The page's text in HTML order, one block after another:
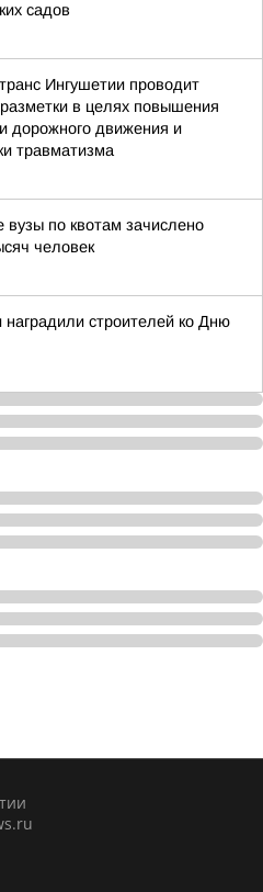
садов
Ингушетии проводит
в целях повышения
дорожного движения и
травматизма
вузы по квотам зачислено
человек
наградили строителей ко Дню